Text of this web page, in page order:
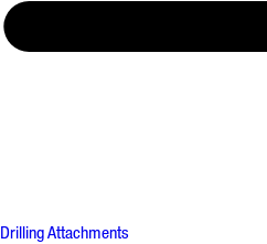
Drilling Attachments